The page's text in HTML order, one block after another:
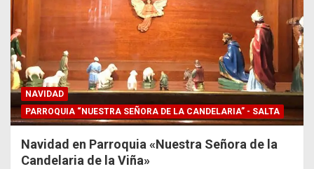
NAVIDAD
PARROQUIA “NUESTRA SEÑORA DE LA CANDELARIA” - SALTA
Navidad en Parroquia «Nuestra Señora de la
Candelaria de la Viña»